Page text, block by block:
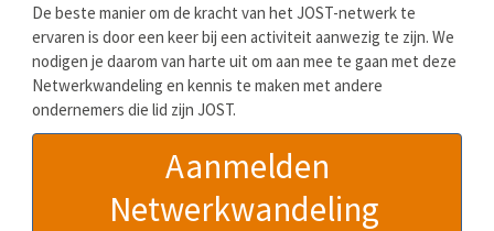
De beste manier om de kracht van het JOST-netwerk te
ervaren is door een keer bij een activiteit aanwezig te zijn. We
nodigen je daarom van harte uit om aan mee te gaan met deze
Netwerkwandeling en kennis te maken met andere
ondernemers die lid zijn JOST.
Aanmelden
Netwerkwandeling